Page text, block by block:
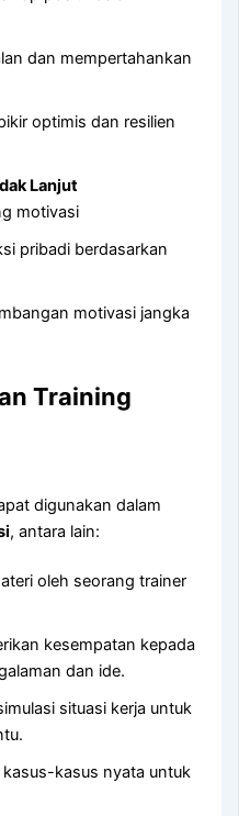
dan mempertahankan
optimis dan resilien
Lanjut
motivasi
pribadi berdasarkan
motivasi jangka
Training
digunakan dalam
, antara lain:
oleh seorang trainer
kesempatan kepada
dan ide.
situasi kerja untuk
kasus nyata untuk